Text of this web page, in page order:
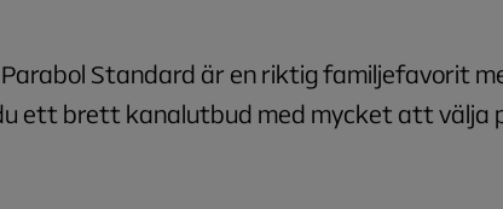
Standard är en riktig familjefavorit
ett brett kanalutbud med mycket att välja